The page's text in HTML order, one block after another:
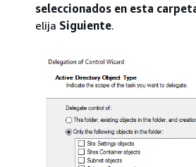
seleccionados en esta
elija Siguiente.